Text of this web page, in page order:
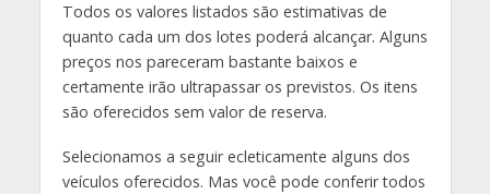
Todos os valores listados são estimativas de
quanto cada um dos lotes poderá alcançar. Alguns
preços nos pareceram bastante baixos e
certamente irão ultrapassar os previstos. Os itens
são oferecidos sem valor de reserva.
Selecionamos a seguir ecleticamente alguns dos
veículos oferecidos. Mas você pode conferir todos